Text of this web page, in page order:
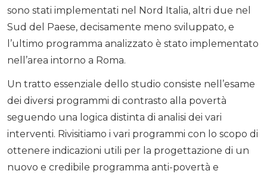
sono stati implementati nel Nord Italia, altri due nel
Sud del Paese, decisamente meno sviluppato, e
l’ultimo programma analizzato è stato implementato
nell’area intorno a Roma.
Un tratto essenziale dello studio consiste nell’esame
dei diversi programmi di contrasto alla povertà
seguendo una logica distinta di analisi dei vari
interventi. Rivisitiamo i vari programmi con lo scopo di
ottenere indicazioni utili per la progettazione di un
nuovo e credibile programma anti-povertà e